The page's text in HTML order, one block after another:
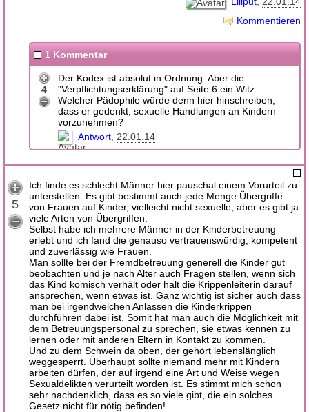
Kommentieren
1 Kommentar
4
Der Kodex ist absolut in Ordnung. Aber die
"Verpflichtungserklärung" auf Seite 6 ein Witz.
Welcher Pädophile würde denn hier hinschreiben,
dass er gedenkt, sexuelle Handlungen an Kindern
vorzunehmen?
Antwort 22.01.14
5
Ich finde es schlecht Männer hier pauschal einem Vorurteil zu
unterstellen. Es gibt bestimmt auch jede Menge Übergriffe
von Frauen auf Kinder, vielleicht nicht sexuelle, aber es gibt ja
viele Arten von Übergriffen.
Selbst habe ich mehrere Männer in der Kinderbetreuung
erlebt und ich fand die genauso vertrauenswürdig, kompetent
und zuverlässig wie Frauen.
Man sollte bei der Fremdbetreuung generell die Kinder gut
beobachten und je nach Alter auch Fragen stellen, wenn sich
das Kind komisch verhält oder halt die Krippenleiterin darauf
ansprechen, wenn etwas ist. Ganz wichtig ist sicher auch dass
man bei irgendwelchen Anlässen die Kinderkrippen
durchführen dabei ist. Somit hat man auch die Möglichkeit mit
dem Betreuungspersonal zu sprechen, sie etwas kennen zu
lernen oder mit anderen Eltern in Kontakt zu kommen.
Und zu dem Schwein da oben, der gehört lebenslänglich
weggesperrt. Überhaupt sollte niemand mehr mit Kindern
arbeiten dürfen, der auf irgend eine Art und Weise wegen
Sexualdelikten verurteilt worden ist. Es stimmt mich schon
sehr nachdenklich, dass es so viele gibt, die ein solches
Gesetz nicht für nötig befinden!